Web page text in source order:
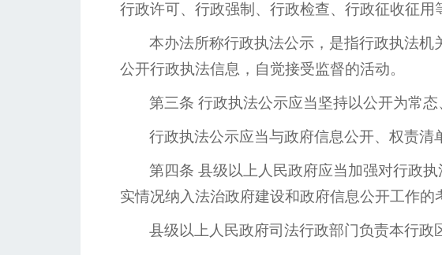
行政许可、行政强制、行政检查、行政征收征用
本办法所称行政执法公示，是指行政执法
公开行政执法信息，自觉接受监督的活动。
第三条 行政执法公示应当坚持以公开为常
行政执法公示应当与政府信息公开、权责清
第四条 县级以上人民政府应当加强对行政
实情况纳入法治政府建设和政府信息公开工作的
县级以上人民政府司法行政部门负责本行政